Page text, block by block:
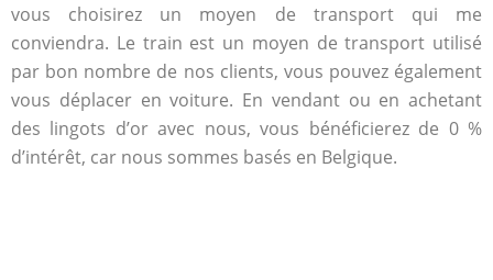
vous choisirez un moyen de transport qui me
conviendra. Le train est un moyen de transport utilisé
par bon nombre de nos clients, vous pouvez également
vous déplacer en voiture. En vendant ou en achetant
des lingots d’or avec nous, vous bénéficierez de 0 %
d’intérêt, car nous sommes basés en Belgique.